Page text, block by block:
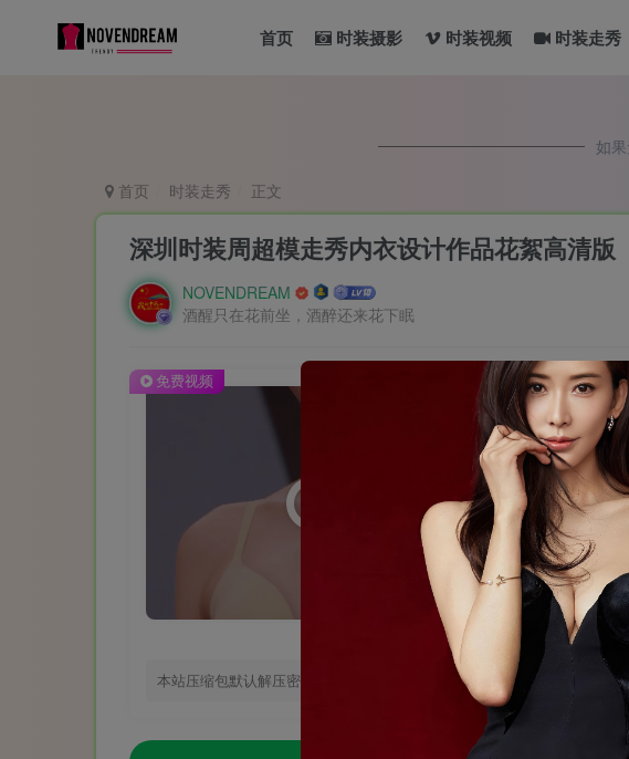
首页 时装摄影 时装视频 时装走秀
如
首页
时装走秀 正文
深圳时装周超模走秀内衣设计作品花絮高清版
NOVENDREAM
酒醒只在花前坐，酒醉还来花下眠
深圳时装周超模
此内容为免费视频
MO分0
PC解压推荐
本站压缩包默认解压密码：novendream.com
免费视频